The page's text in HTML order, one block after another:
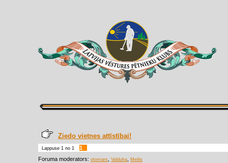
Ziedo vietnes attīstībai!
Lappuse 1 no 1
1
Foruma moderators: otomars Valduha
Meilis